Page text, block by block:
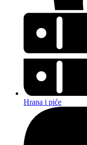
Hrana i piće